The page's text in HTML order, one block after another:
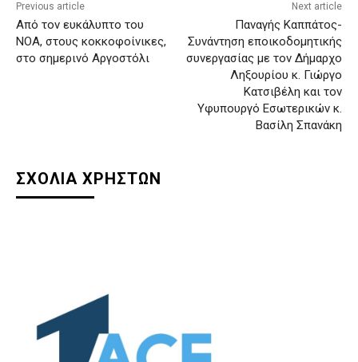
Previous article
Από τον ευκάλυπτο του
ΝΟΑ, στους κοκκοφοίνικες,
στο σημερινό Αργοστόλι
Next article
Παναγής Καππάτος-
Συνάντηση εποικοδομητικής
συνεργασίας με τον Δήμαρχο
Ληξουρίου κ. Γιώργο
Κατσιβέλη και τον
Υφυπουργό Εσωτερικών κ.
Βασίλη Σπανάκη
ΣΧΟΛΙΑ ΧΡΗΣΤΩΝ